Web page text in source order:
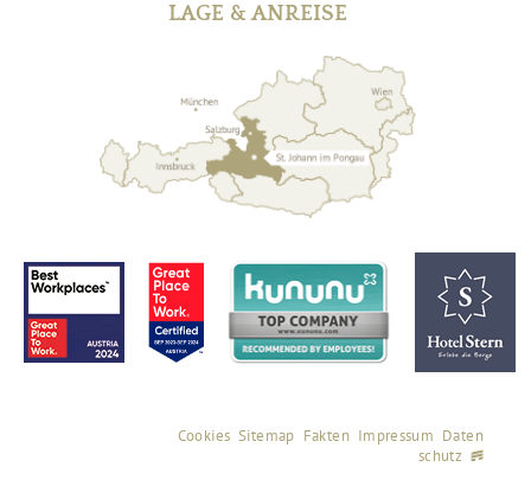
LAGE & ANREISE
Cookies Sitemap Fakten Impressum Daten
schutz